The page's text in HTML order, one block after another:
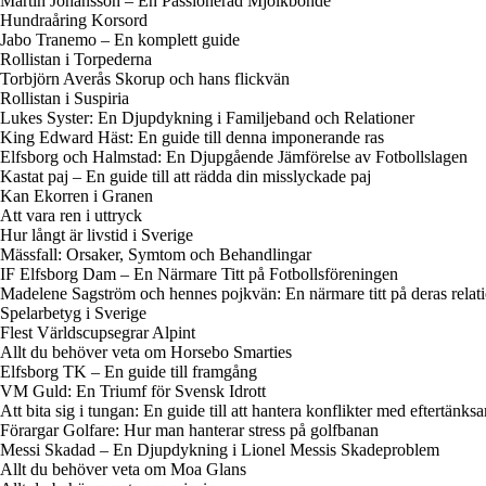
Hundraåring Korsord
Jabo Tranemo – En komplett guide
Rollistan i Torpederna
Torbjörn Averås Skorup och hans flickvän
Rollistan i Suspiria
Lukes Syster: En Djupdykning i Familjeband och Relationer
King Edward Häst: En guide till denna imponerande ras
Elfsborg och Halmstad: En Djupgående Jämförelse av Fotbollslagen
Kastat paj – En guide till att rädda din misslyckade paj
Kan Ekorren i Granen
Att vara ren i uttryck
Hur långt är livstid i Sverige
Mässfall: Orsaker, Symtom och Behandlingar
IF Elfsborg Dam – En Närmare Titt på Fotbollsföreningen
Madelene Sagström och hennes pojkvän: En närmare titt på deras
Spelarbetyg i Sverige
Flest Världscupsegrar Alpint
Allt du behöver veta om Horsebo Smarties
Elfsborg TK – En guide till framgång
VM Guld: En Triumf för Svensk Idrott
Att bita sig i tungan: En guide till att hantera konflikter med
Förargar Golfare: Hur man hanterar stress på golfbanan
Messi Skadad – En Djupdykning i Lionel Messis Skadeproblem
Allt du behöver veta om Moa Glans